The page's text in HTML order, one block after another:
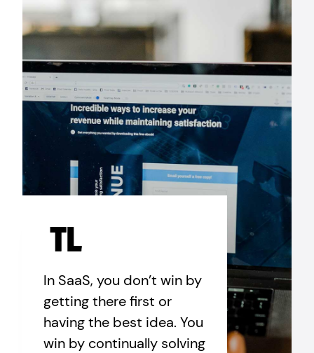
In SaaS, you don’t win by
getting there first or
having the best idea. You
win by continually solving